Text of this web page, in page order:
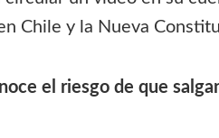
Chile y la Nueva
el riesgo de que